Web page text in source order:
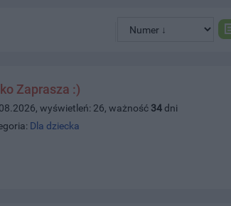
Zaprasza :)
wyświetleń: 26, ważność 34 dni
Dla dziecka